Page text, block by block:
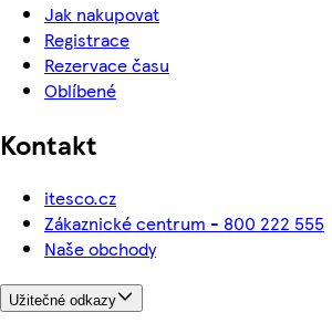
Jak nakupovat
Registrace
Rezervace času
Oblíbené
Kontakt
itesco.cz
Zákaznické centrum - 800 222 555
Naše obchody
Užitečné odkazy